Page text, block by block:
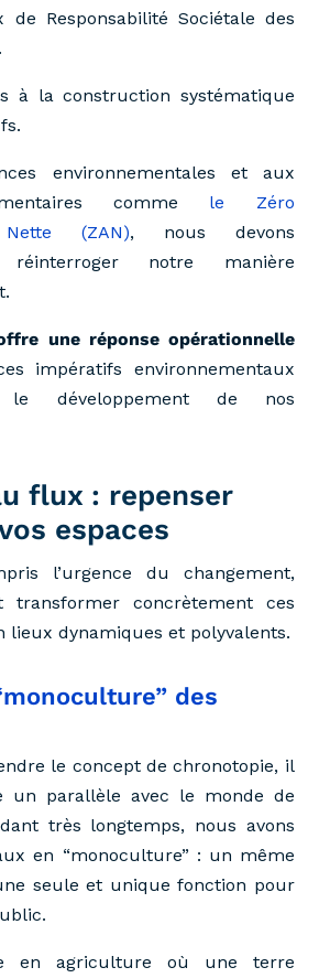
Responsabilité Sociétale des
à la construction systématique
environnementales et aux
comme le Zéro
(ZAN), nous devons
réinterroger notre manière
une réponse opérationnelle
impératifs environnementaux
le développement de nos
flux : repenser
espaces
l’urgence du changement,
transformer concrètement ces
lieux dynamiques et polyvalents.
des
le concept de chronotopie, il
un parallèle avec le monde de
très longtemps, nous avons
en “monoculture” : un même
seule et unique fonction pour
en agriculture où une terre